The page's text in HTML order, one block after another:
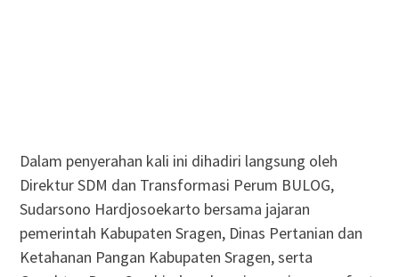
Dalam penyerahan kali ini dihadiri langsung oleh
Direktur SDM dan Transformasi Perum BULOG,
Sudarsono Hardjosoekarto bersama jajaran
pemerintah Kabupaten Sragen, Dinas Pertanian dan
Ketahanan Pangan Kabupaten Sragen, serta